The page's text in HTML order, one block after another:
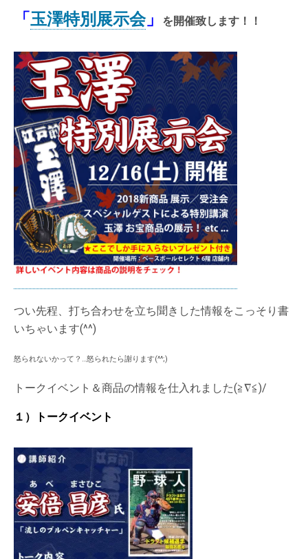
「 玉澤特別展示会」 を開催致します！！
つい先程、打ち合わせを立ち聞きした情報をこっそり書
いちゃいます(^^)
怒られないかって？…怒られたら謝ります(^^;)
トークイベント＆商品の情報を仕入れました(≧∇≦)/
１）トークイベント